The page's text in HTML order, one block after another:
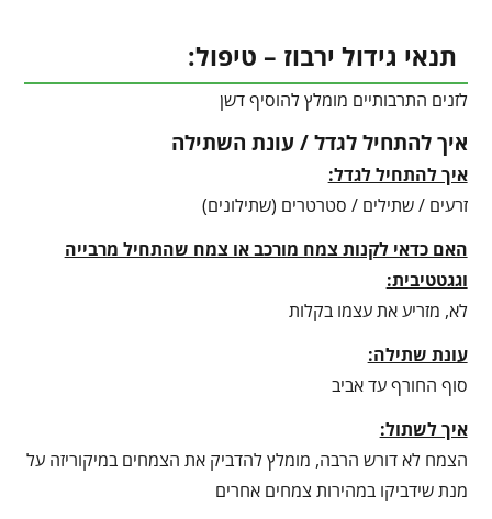
תנאי גידול ירבוז – טיפול:
לזנים התרבותיים מומלץ להוסיף דשן
איך להתחיל לגדל / עונת השתילה
איך להתחיל לגדל:
זרעים / שתילים / סטרטרים (שתילונים)
האם כדאי לקנות צמח מורכב או צמח שהתחיל מרבייה
וגגטטיבית:
לא, מזריע את עצמו בקלות
עונת שתילה:
סוף החורף עד אביב
איך לשתול:
הצמח לא דורש הרבה, מומלץ להדביק את הצמחים במיקוריזה על
מנת שידביקו במהירות צמחים אחרים